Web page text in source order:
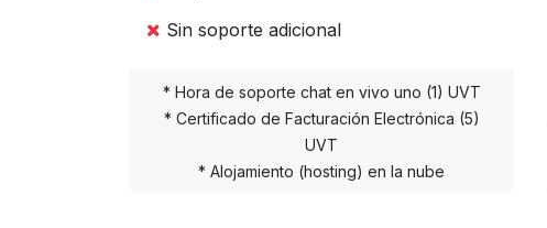
Sin soporte adicional
* Hora de soporte chat en vivo uno (1) UVT
* Certificado de Facturación Electrónica (5)
UVT
* Alojamiento (hosting) en la nube